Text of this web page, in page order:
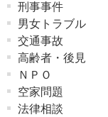
刑事事件
男女トラブル
交通事故
高齢者・後見
ＮＰＯ
空家問題
法律相談